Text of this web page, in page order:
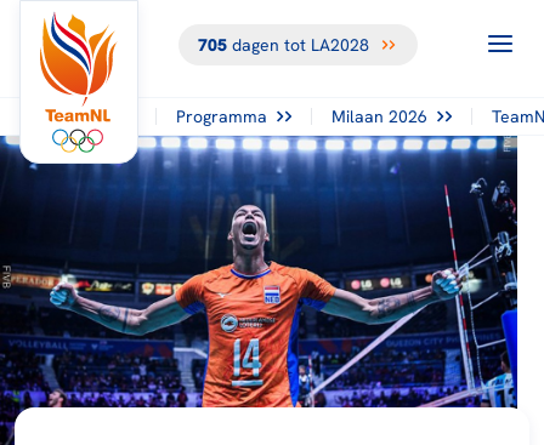
705dagen tot LA2028
Programma Milaan 2026